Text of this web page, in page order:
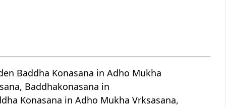
Baddha Konasana in Adho Mukha
Baddhakonasana in
Konasana in Adho Mukha Vrksasana,